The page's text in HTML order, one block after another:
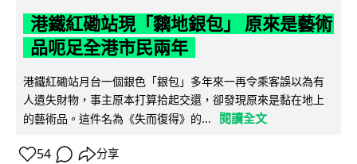
港鐵紅磡站現「黐地銀包」 原來是藝術
品呃足全港市民兩年
港鐵紅磡站月台一個銀色「銀包」多年來一再令乘客誤以為有
人遺失財物，事主原本打算拾起交還，卻發現原來是黏在地上
的藝術品。這件名為《失而復得》的...
閱讀全文
54 分享